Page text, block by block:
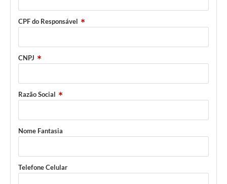
Editais
Serviços Online
Telefones Úteis
Enquete
Jornal
CPF do Responsável
CNPJ
Razão Social
Nome Fantasia
Telefone Celular